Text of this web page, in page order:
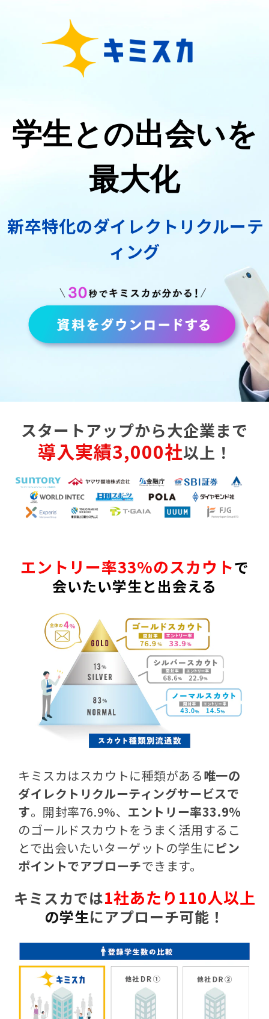
学生との出会いを
最大化
新卒特化のダイレクトリクルーテ
ィング
スタートアップから大企業まで
導入実績3,000社以上！
エントリー率33%のスカウトで
会いたい学生と出会える
キミスカはスカウトに種類がある唯一の
ダイレクトリクルーティングサービスで
す。開封率76.9%、 エントリー率33.9%
のゴールドスカウトをうまく活用するこ
とで出会いたいターゲットの学生にピン
ポイントでアプローチできます。
キミスカでは1社あたり 110人以上
の学生にアプローチ可能！